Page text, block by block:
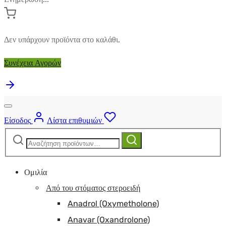
Δεν υπάρχουν προϊόντα στο καλάθι.
Συνέχεια Αγορών
Είσοδος
Λίστα επιθυμιών
Αναζήτηση
Αναζήτηση
Ομιλία
Από του στόματος στεροειδή
Anadrol (Oxymetholone)
Anavar (Oxandrolone)